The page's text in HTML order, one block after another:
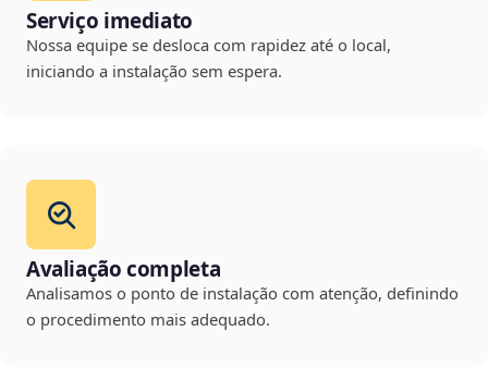
Serviço imediato
Nossa equipe se desloca com rapidez até o local,
iniciando a instalação sem espera.
Avaliação completa
Analisamos o ponto de instalação com atenção, definindo
o procedimento mais adequado.